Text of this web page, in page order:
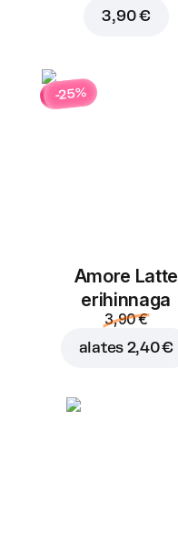
3,90 €
-25%
Amore Latte
erihinnaga
3,90 €
alates 2,40 €